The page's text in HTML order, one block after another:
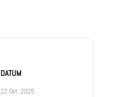
DATUM
22 Okt. 2025